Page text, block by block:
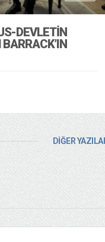
DEVLETIN
DİĞER